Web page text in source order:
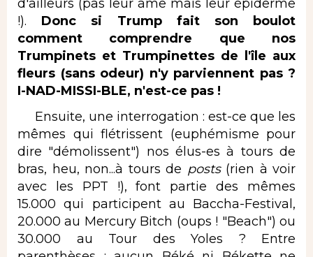
d'ailleurs (pas leur âme mais leur épiderme
!). Donc si Trump fait son boulot
comment comprendre que nos
Trumpinets et Trumpinettes de l'île aux
fleurs (sans odeur) n'y parviennent pas ?
I-NAD-MISSI-BLE, n'est-ce pas !
Ensuite, une interrogation : est-ce que les
mêmes qui flétrissent (euphémisme pour
dire "démolissent") nos élus-es à tours de
bras, heu, non...à tours de posts (rien à voir
avec les PPT !), font partie des mêmes
15.000 qui participent au Baccha-Festival,
20.000 au Mercury Bitch (oups ! "Beach") ou
30.000 au Tour des Yoles ? Entre